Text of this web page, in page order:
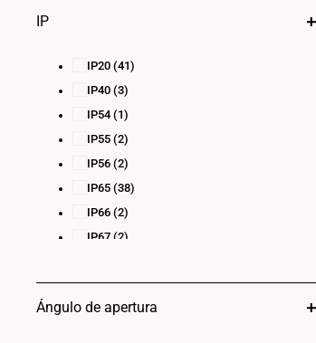
IP
IP20 (41)
IP40 (3)
IP54 (1)
IP55 (2)
IP56 (2)
IP65 (38)
IP66 (2)
IP67 (2)
Ángulo de apertura